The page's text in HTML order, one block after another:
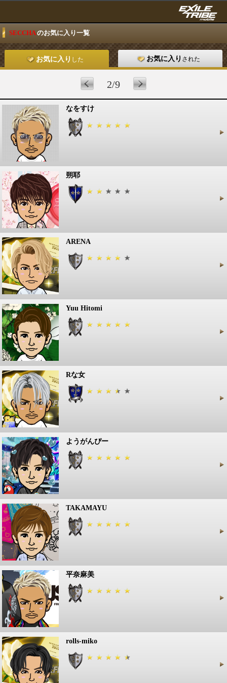
SECCHAのお気に入り一覧
お気に入り した お気に入り された
2/9
なをすけ
朔耶
ARENA
Yuu Hitomi
Rな女
ようがんぴー
TAKAMAYU
平奈麻美
rolls-miko